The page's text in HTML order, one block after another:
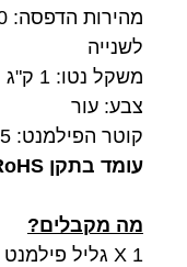
לשנייה
משקל נטו: 1 ק"ג
צבע: עור
קוטר הפילמנט: 1.75 מ"מ
עומד בתקן RoHS
מה מקבלים?